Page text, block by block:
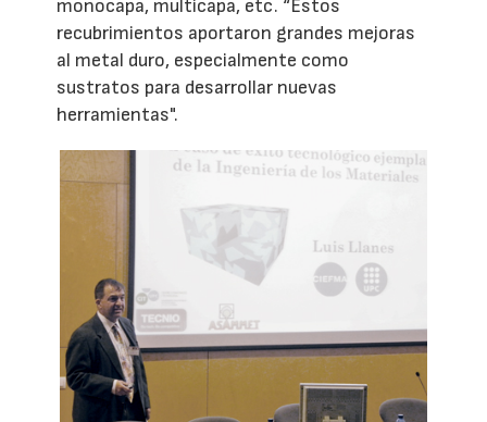
monocapa, multicapa, etc. “Estos
recubrimientos aportaron grandes mejoras
al metal duro, especialmente como
sustratos para desarrollar nuevas
herramientas".